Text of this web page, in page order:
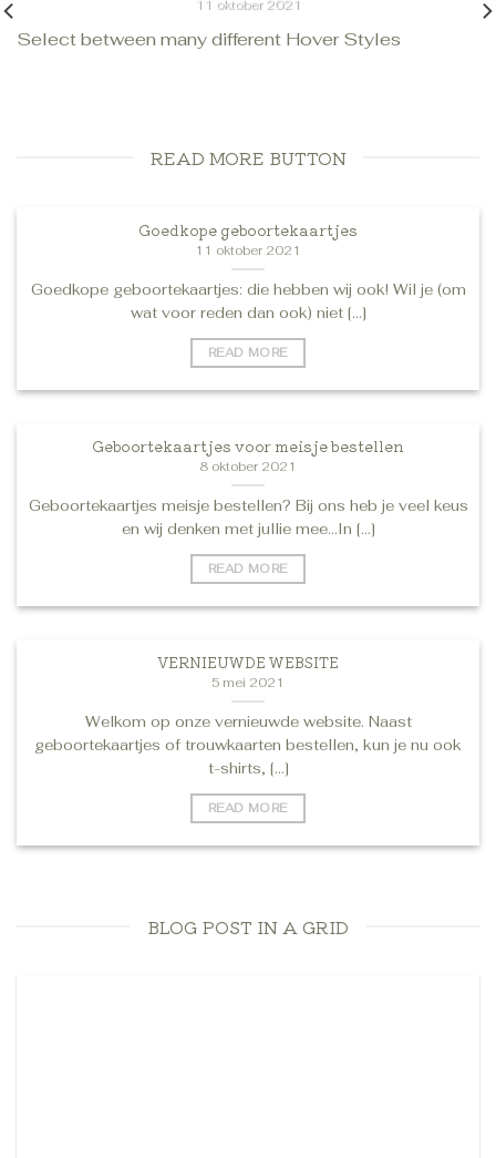
11 oktober 2021
Goedkope geboortekaartjes: die hebben wij ook! Wil je
Select between many different Hover Styles
READ MORE BUTTON
Goedkope geboortekaartjes
11 oktober 2021
Goedkope geboortekaartjes: die hebben wij ook! Wil je (om
wat voor reden dan ook) niet [...]
READ MORE
Geboortekaartjes voor meisje bestellen
8 oktober 2021
Geboortekaartjes meisje bestellen? Bij ons heb je veel keus
en wij denken met jullie mee…In [...]
READ MORE
VERNIEUWDE WEBSITE
5 mei 2021
Welkom op onze vernieuwde website. Naast
geboortekaartjes of trouwkaarten bestellen, kun je nu ook
t-shirts, [...]
READ MORE
BLOG POST IN A GRID